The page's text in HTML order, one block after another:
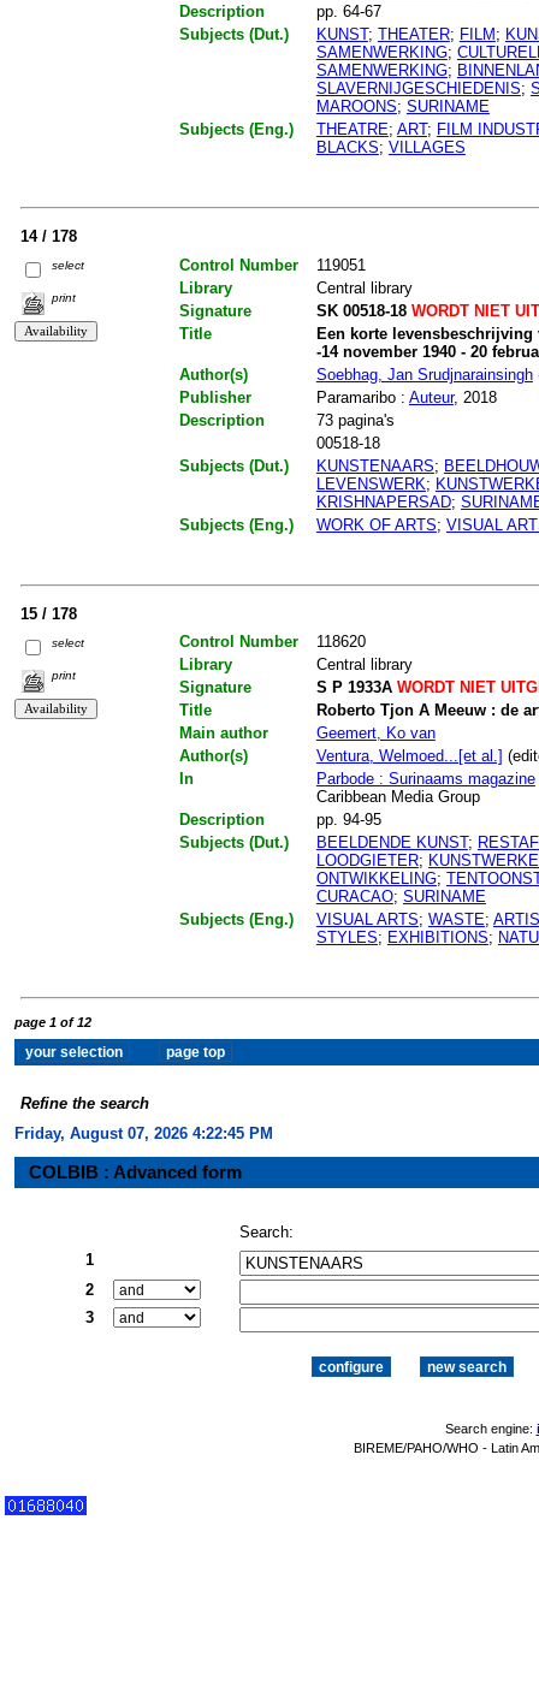
Description
pp. 64-67
Subjects (Dut.)
KUNST; THEATER; FILM ;
SAMENWERKING;
SAMENWERKING;
SLAVERNIJGESCHIEDENIS;
MAROONS; SURINAME
Subjects (Eng.)
THEATRE; ART; FILM
BLACKS; VILLAGES
14 / 178
select
print
Control Number
119051
Library
Central library
Signature
SK 00518-18WORDT NIET
Title
Een korte levensbeschrijving
-14 november 1940 - 20
Author(s)
Soebhag, Jan Srudjnarainsingh
Publisher
Paramaribo : Auteur, 2018
Description
73 pagina's
00518-18
Subjects (Dut.)
KUNSTENAARS;
LEVENSWERK;
KRISHNAPERSAD;
Subjects (Eng.)
WORK OF ARTS; VISUAL
15 / 178
select
print
Control Number
118620
Library
Central library
Signature
S P 1933AWORDT NIET
Title
Roberto Tjon A Meeuw : de
Main author
Geemert, Ko van
Author(s)
Ventura, Welmoed...[et al.]
In
Parbode : Surinaams magazine
Caribbean Media Group
Description
pp. 94-95
Subjects (Dut.)
BEELDENDE KUNST;
LOODGIETER;
ONTWIKKELING;
CURACAO; SURINAME
Subjects (Eng.)
VISUAL ARTS; WASTE;
STYLES; EXHIBITIONS;
page 1 of 12
Refine the search
Friday, August 07, 2026 4:22:46 PM
COLBIB : Advanced form
Search:
1
2
3
Search engine:
BIREME/PAHO/WHO - Latin